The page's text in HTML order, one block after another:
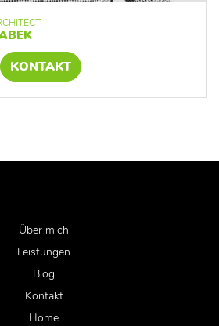
KONTAKT
Über mich
Leistungen
Blog
Kontakt
Home